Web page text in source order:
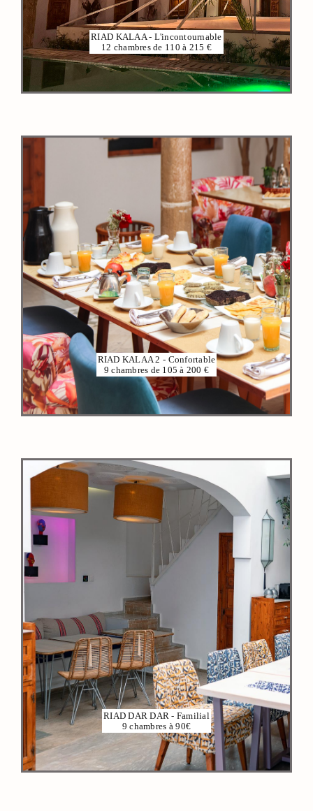
RIAD KALAA - L'incontournable
12 chambres de 110 à 215 €
VOIR PLUS
RIAD KALAA 2 - Confortable
9 chambres de 105 à 200 €
VOIR PLUS
RIAD DAR DAR - Familial
9 chambres à 90€